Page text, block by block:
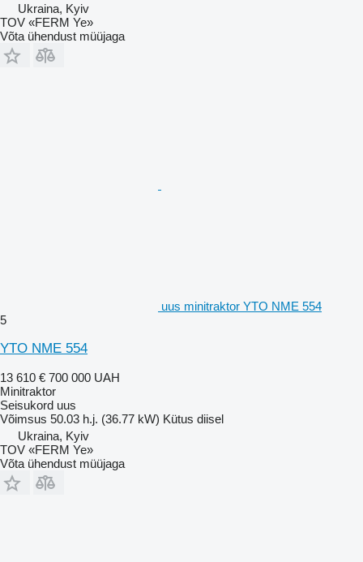
Ukraina, Kyiv
TOV «FERM Ye»
Võta ühendust müüjaga
uus minitraktor YTO NME 554
5
YTO NME 554
13 610 € 700 000 UAH
Minitraktor
Seisukord uus
Võimsus 50.03 h.j. (36.77 kW) Kütus diisel
Ukraina, Kyiv
TOV «FERM Ye»
Võta ühendust müüjaga